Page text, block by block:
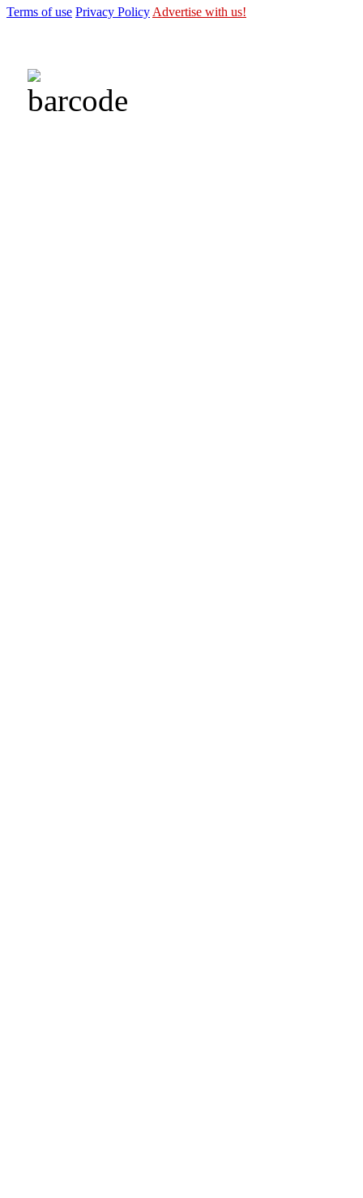
Terms of use Privacy Policy Advertise with us!